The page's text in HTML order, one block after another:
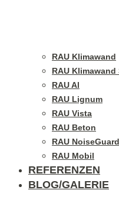
RAU Klimawand
RAU Klimawand
RAU Al
RAU Lignum
RAU Vista
RAU Beton
RAU
RAU Mobil
REFERENZEN
BLOG/GALERIE